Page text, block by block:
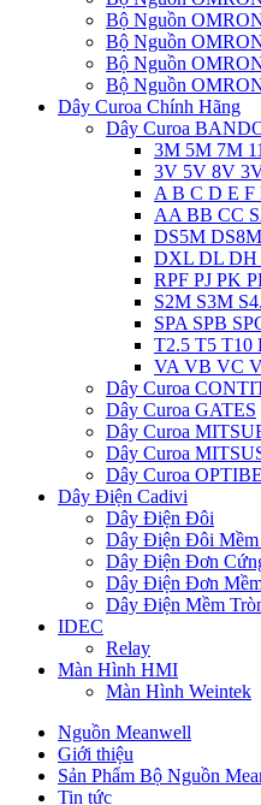
Bộ Nguồn
Bộ Nguồn
Bộ Nguồn
Bộ Nguồn
Dây Curoa Chính Hãng
Dây Curoa
3M 5M 7M
3V 5V 8V
A B C D E
AA BB CC
DS5M
DXL DL
RPF PJ PK
S2M S3M
SPA SPB
T2.5 T5 T10
VA VB VC
Dây Curoa
Dây Curoa GATES
Dây Curoa
Dây Curoa
Dây Curoa
Dây Điện Cadivi
Dây Điện Đôi
Dây Điện Đôi Mềm
Dây Điện Đơn
Dây Điện Đơn
Dây Điện Mềm
IDEC
Relay
Màn Hình HMI
Màn Hình Weintek
Nguồn Meanwell
Giới thiệu
Sản Phẩm Bộ Nguồn
Tin tức